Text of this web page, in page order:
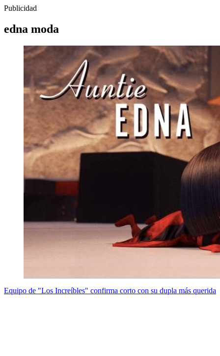
Publicidad
edna moda
Equipo de "Los Increíbles" confirma corto con su dupla más querida